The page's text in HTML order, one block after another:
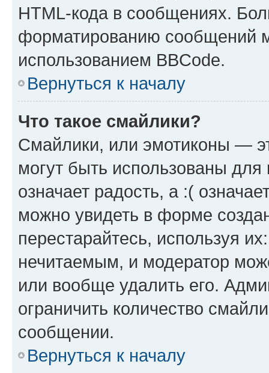
HTML-кода в сообщениях.
форматированию сообщений
использованием BBCode.
Вернуться к началу
Что такое смайлики?
Смайлики, или эмотиконы —
могут быть использованы
означает радость, а :(
можно увидеть в форме
перестарайтесь, используя
нечитаемым, и модератор
или вообще удалить его.
ограничить количество
сообщении.
Вернуться к началу